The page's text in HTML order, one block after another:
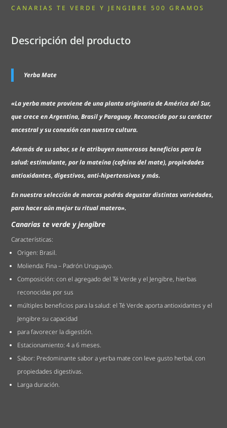
CANARIAS TE VERDE Y JENGIBRE 500 GRAMOS
Descripción del producto
Yerba Mate
«La yerba mate proviene de una planta originaria de América del Sur,
que crece en Argentina, Brasil y Paraguay. Reconocida por su carácter
ancestral y su conexión con nuestra cultura.
Además de su sabor, se le atribuyen numerosos beneficios para la
salud: estimulante, por la mateína (cafeína del mate), propiedades
antioxidantes, digestivos, anti-hipertensivos y más.
En nuestra selección de marcas podrás degustar distintas variedades,
para hacer aún mejor tu ritual matero».
Canarias te verde y jengibre
Características:
Origen: Brasil.
Molienda: Fina – Padrón Uruguayo.
Composición: con el agregado del Té Verde y el Jengibre, hierbas
reconocidas por sus
múltiples beneficios para la salud: el Té Verde aporta antioxidantes y el
Jengibre su capacidad
para favorecer la digestión.
Estacionamiento: 4 a 6 meses.
Sabor: Predominante sabor a yerba mate con leve gusto herbal, con
propiedades digestivas.
Larga duración.